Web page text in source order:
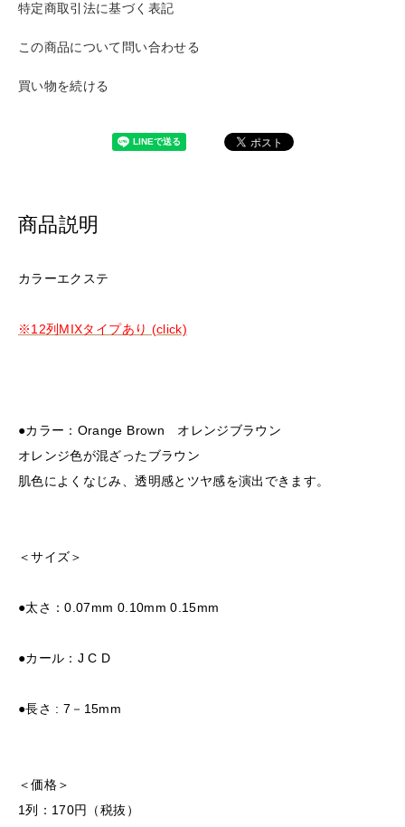
特定商取引法に基づく表記
この商品について問い合わせる
買い物を続ける
商品説明
カラーエクステ
※12列MIXタイプあり (click)
●カラー：Orange Brown オレンジブラウン
オレンジ色が混ざったブラウン
肌色によくなじみ、透明感とツヤ感を演出できます。
＜サイズ＞
●太さ：0.07mm 0.10mm 0.15mm
●カール：J C D
●長さ : 7－15mm
＜価格＞
1列：170円（税抜）